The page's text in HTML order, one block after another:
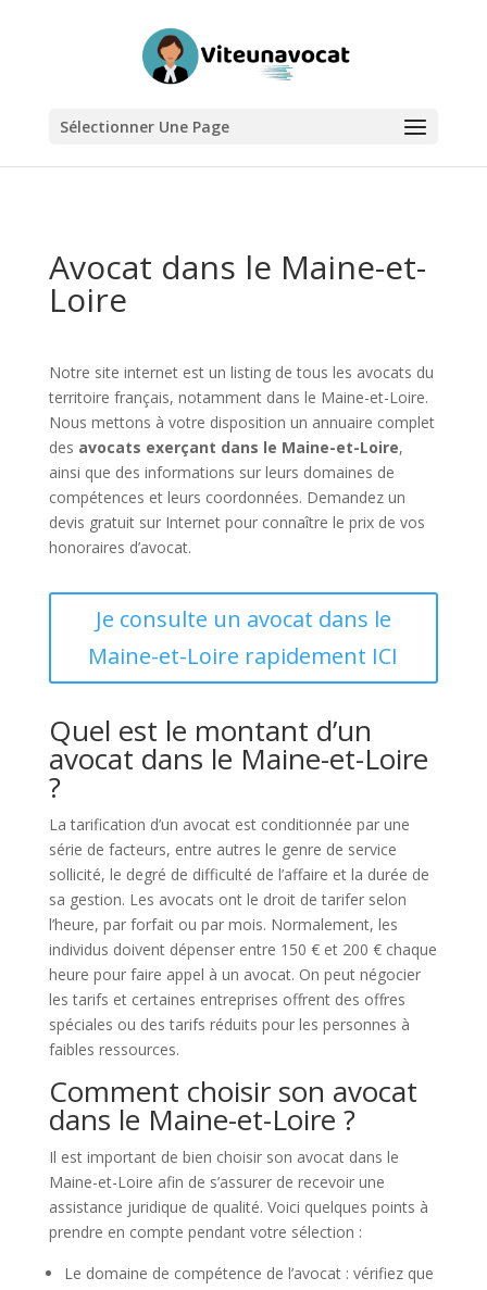
Sélectionner Une Page
Avocat dans le Maine-et-
Loire
Notre site internet est un listing de tous les avocats du
territoire français, notamment dans le Maine-et-Loire.
Nous mettons à votre disposition un annuaire complet
des avocats exerçant dans le Maine-et-Loire,
ainsi que des informations sur leurs domaines de
compétences et leurs coordonnées. Demandez un
devis gratuit sur Internet pour connaître le prix de vos
honoraires d’avocat.
Je consulte un avocat dans le
Maine-et-Loire rapidement ICI
Quel est le montant d’un
avocat dans le Maine-et-Loire
?
La tarification d’un avocat est conditionnée par une
série de facteurs, entre autres le genre de service
sollicité, le degré de difficulté de l’affaire et la durée de
sa gestion. Les avocats ont le droit de tarifer selon
l’heure, par forfait ou par mois. Normalement, les
individus doivent dépenser entre 150 € et 200 € chaque
heure pour faire appel à un avocat. On peut négocier
les tarifs et certaines entreprises offrent des offres
spéciales ou des tarifs réduits pour les personnes à
faibles ressources.
Comment choisir son avocat
dans le Maine-et-Loire ?
Il est important de bien choisir son avocat dans le
Maine-et-Loire afin de s’assurer de recevoir une
assistance juridique de qualité. Voici quelques points à
prendre en compte pendant votre sélection :
Le domaine de compétence de l’avocat : vérifiez que